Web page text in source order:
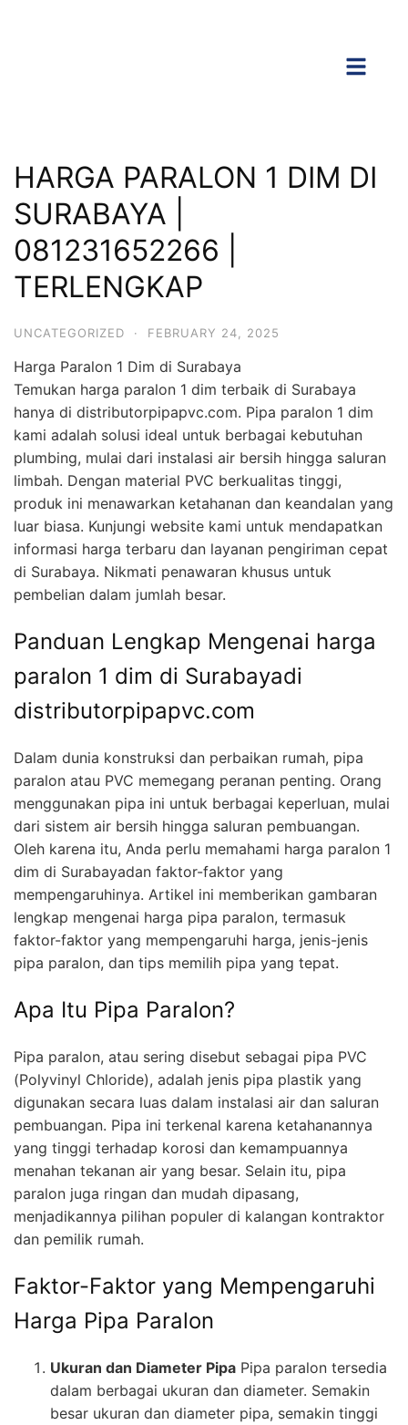
HARGA PARALON 1 DIM DI
SURABAYA |
081231652266 |
TERLENGKAP
UNCATEGORIZED · FEBRUARY 24, 2025
Harga Paralon 1 Dim di Surabaya
Temukan harga paralon 1 dim terbaik di Surabaya
hanya di distributorpipapvc.com. Pipa paralon 1 dim
kami adalah solusi ideal untuk berbagai kebutuhan
plumbing, mulai dari instalasi air bersih hingga saluran
limbah. Dengan material PVC berkualitas tinggi,
produk ini menawarkan ketahanan dan keandalan yang
luar biasa. Kunjungi website kami untuk mendapatkan
informasi harga terbaru dan layanan pengiriman cepat
di Surabaya. Nikmati penawaran khusus untuk
pembelian dalam jumlah besar.
Panduan Lengkap Mengenai harga
paralon 1 dim di Surabayadi
distributorpipapvc.com
Dalam dunia konstruksi dan perbaikan rumah, pipa
paralon atau PVC memegang peranan penting. Orang
menggunakan pipa ini untuk berbagai keperluan, mulai
dari sistem air bersih hingga saluran pembuangan.
Oleh karena itu, Anda perlu memahami harga paralon 1
dim di Surabayadan faktor-faktor yang
mempengaruhinya. Artikel ini memberikan gambaran
lengkap mengenai harga pipa paralon, termasuk
faktor-faktor yang mempengaruhi harga, jenis-jenis
pipa paralon, dan tips memilih pipa yang tepat.
Apa Itu Pipa Paralon?
Pipa paralon, atau sering disebut sebagai pipa PVC
(Polyvinyl Chloride), adalah jenis pipa plastik yang
digunakan secara luas dalam instalasi air dan saluran
pembuangan. Pipa ini terkenal karena ketahanannya
yang tinggi terhadap korosi dan kemampuannya
menahan tekanan air yang besar. Selain itu, pipa
paralon juga ringan dan mudah dipasang,
menjadikannya pilihan populer di kalangan kontraktor
dan pemilik rumah.
Faktor-Faktor yang Mempengaruhi
Harga Pipa Paralon
Ukuran dan Diameter Pipa Pipa paralon tersedia
dalam berbagai ukuran dan diameter. Semakin
besar ukuran dan diameter pipa, semakin tinggi